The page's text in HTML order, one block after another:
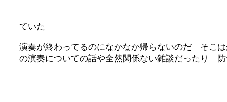
ていた
演奏が終わってるのになかなか帰らないのだ そこ
の演奏についての話や全然関係ない雑談だったり